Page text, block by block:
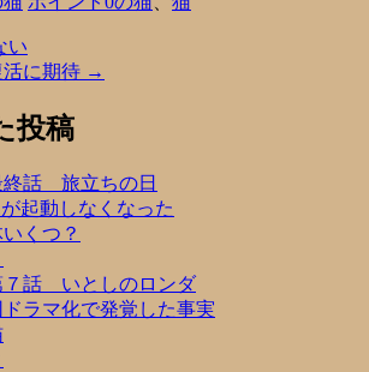
い
に期待 →
投稿
終話 旅立ちの日
起動しなくなった
くつ？
７話 いとしのロンダ
ラマ化で発覚した事実